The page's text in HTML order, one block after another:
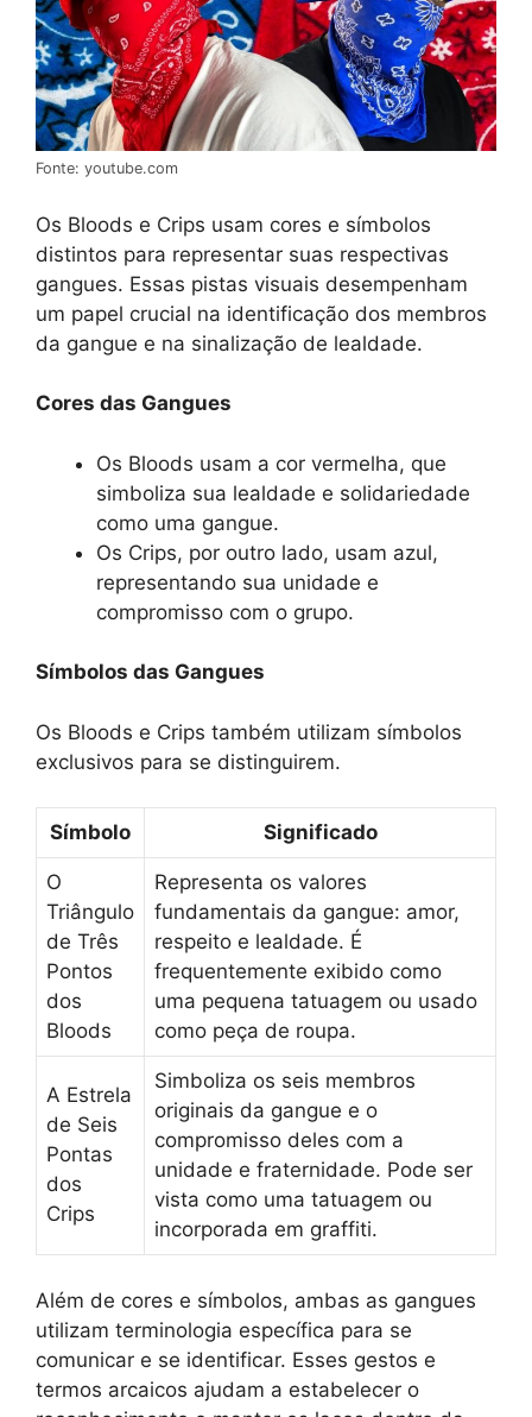
Fonte: youtube.com
Os Bloods e Crips usam cores e símbolos
distintos para representar suas respectivas
gangues. Essas pistas visuais desempenham
um papel crucial na identificação dos membros
da gangue e na sinalização de lealdade.
Cores das Gangues
Os Bloods usam a cor vermelha, que
simboliza sua lealdade e solidariedade
como uma gangue.
Os Crips, por outro lado, usam azul,
representando sua unidade e
compromisso com o grupo.
Símbolos das Gangues
Os Bloods e Crips também utilizam símbolos
exclusivos para se distinguirem.
Símbolo Significado
O
Triângulo
de Três
Pontos
dos
Bloods
Representa os valores
fundamentais da gangue: amor,
respeito e lealdade. É
frequentemente exibido como
uma pequena tatuagem ou usado
como peça de roupa.
A Estrela
de Seis
Pontas
dos
Crips
Simboliza os seis membros
originais da gangue e o
compromisso deles com a
unidade e fraternidade. Pode ser
vista como uma tatuagem ou
incorporada em graffiti.
Além de cores e símbolos, ambas as gangues
utilizam terminologia específica para se
comunicar e se identificar. Esses gestos e
termos arcaicos ajudam a estabelecer o